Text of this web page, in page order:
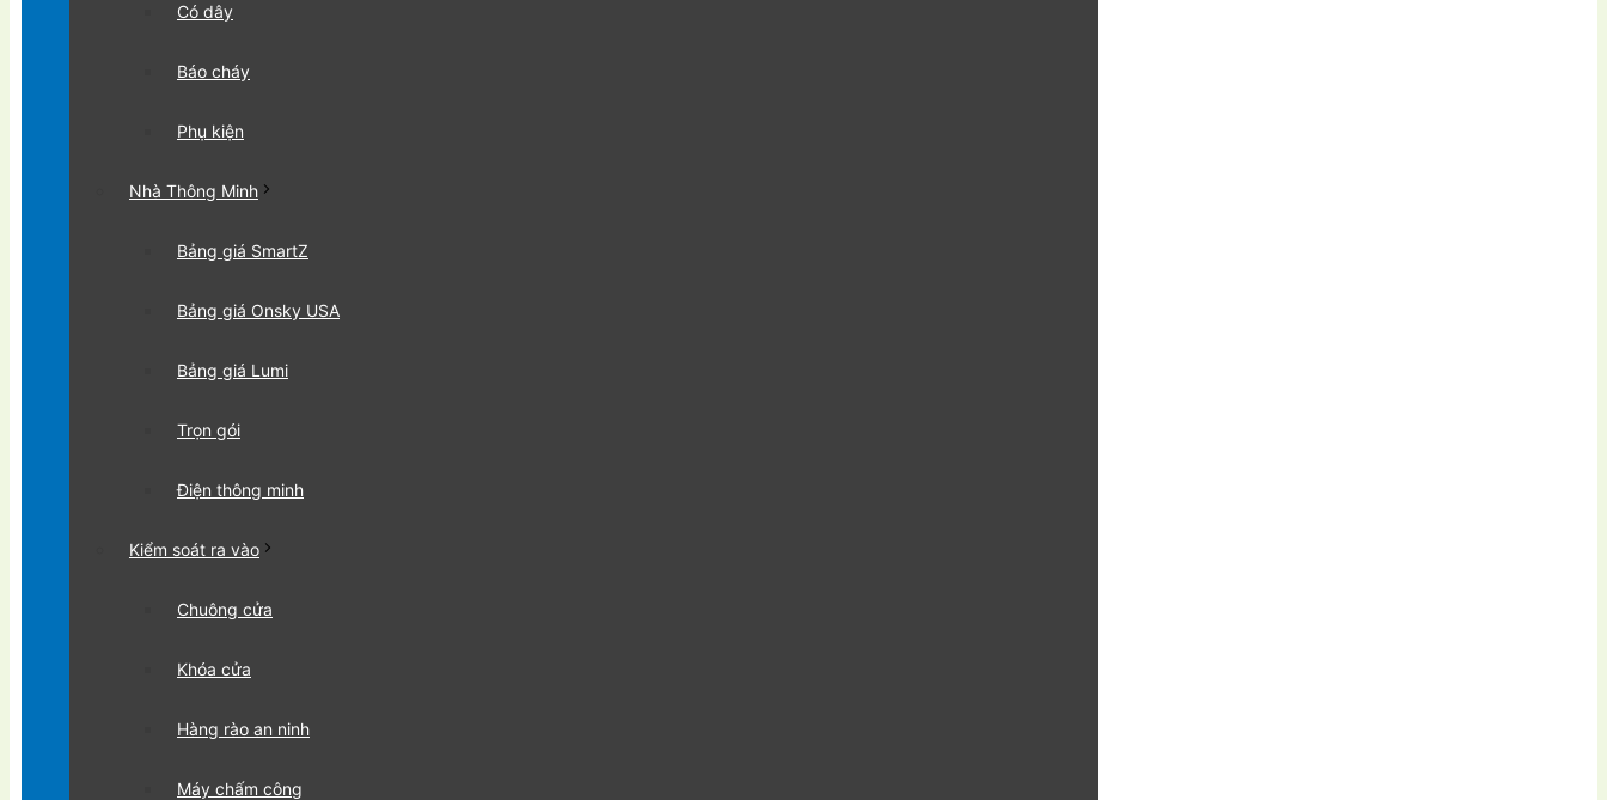
Có dây
Báo cháy
Phụ kiện
Nhà Thông Minh
Bảng giá SmartZ
Bảng giá Onsky USA
Bảng giá Lumi
Trọn gói
Điện thông minh
Kiểm soát ra vào
Chuông cửa
Khóa cửa
Hàng rào an ninh
Máy chấm công